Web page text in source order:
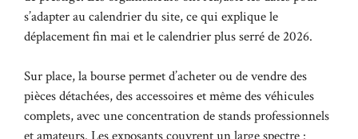
s’adapter au calendrier du site, ce qui explique le
déplacement fin mai et le calendrier plus serré de 2026.
Sur place, la bourse permet d’acheter ou de vendre des
pièces détachées, des accessoires et même des véhicules
complets, avec une concentration de stands professionnels